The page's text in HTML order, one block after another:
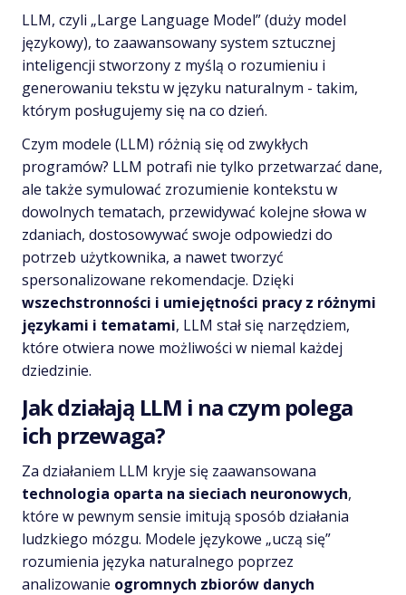
LLM, czyli „Large Language Model” (duży model
językowy), to zaawansowany system sztucznej
inteligencji stworzony z myślą o rozumieniu i
generowaniu tekstu w języku naturalnym - takim,
którym posługujemy się na co dzień.
Czym modele (LLM) różnią się od zwykłych
programów? LLM potrafi nie tylko przetwarzać dane,
ale także symulować zrozumienie kontekstu w
dowolnych tematach, przewidywać kolejne słowa w
zdaniach, dostosowywać swoje odpowiedzi do
potrzeb użytkownika, a nawet tworzyć
spersonalizowane rekomendacje. Dzięki
wszechstronności i umiejętności pracy z różnymi
językami i tematami, LLM stał się narzędziem,
które otwiera nowe możliwości w niemal każdej
dziedzinie.
Jak działają LLM i na czym polega
ich przewaga?
Za działaniem LLM kryje się zaawansowana
technologia oparta na sieciach neuronowych,
które w pewnym sensie imitują sposób działania
ludzkiego mózgu. Modele językowe „uczą się”
rozumienia języka naturalnego poprzez
analizowanie ogromnych zbiorów danych